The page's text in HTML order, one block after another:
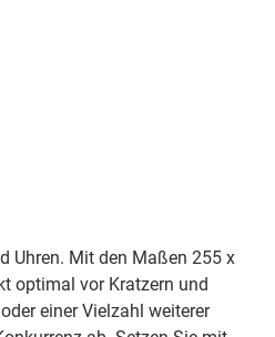
Uhren. Mit den Maßen 255 x
optimal vor Kratzern und
einer Vielzahl weiterer